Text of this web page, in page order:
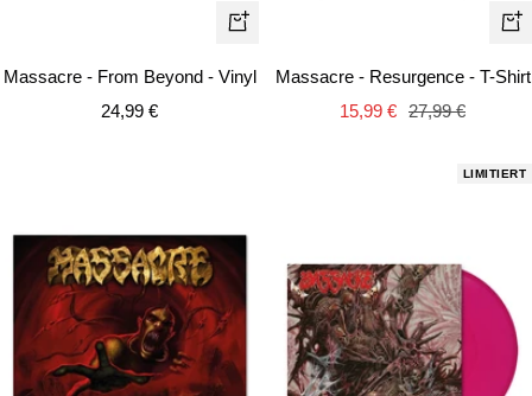
In
Massacre - From Beyond - Vinyl
Angebotspreis
24,99 €
Massacre - Resurgence - T-Shirt
Angebotspreis
15,99 € Regulärer
27,99 €
LIMITIERT